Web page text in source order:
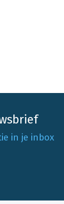
in je inbox